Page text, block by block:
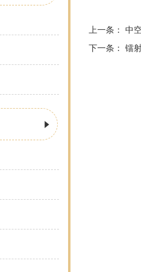
上一条： 中
下一条： 镭